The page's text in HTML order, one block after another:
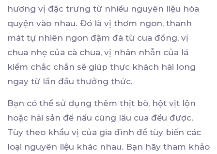
hương vị đặc trưng từ nhiều nguyên liệu hòa
quyện vào nhau. Đó là vị thơm ngon, thanh
mát tự nhiên ngon đậm đà từ cua đồng, vị
chua nhẹ của cà chua, vị nhân nhẫn của lá
kiềm chắc chắn sẽ giúp thực khách hài long
ngay từ lần đầu thưởng thức.
Bạn có thể sử dụng thêm thịt bò, hột vịt lộn
hoặc hải sản để nấu cùng lẩu cua đều được.
Tùy theo khẩu vị của gia đình để tùy biến các
loại nguyên liệu khác nhau. Bạn hãy tham khảo